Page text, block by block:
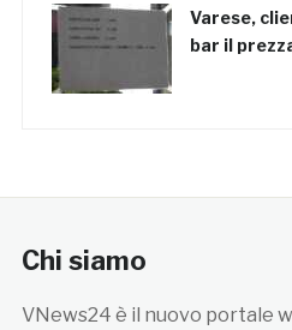
Varese,
bar il
Chi siamo
VNews24 è il nuovo portale